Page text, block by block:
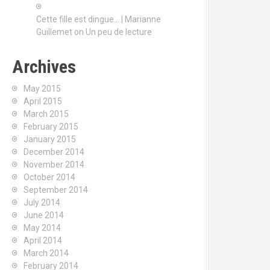
Cette fille est dingue… | Marianne
Guillemet on Un peu de lecture
Archives
May 2015
April 2015
March 2015
February 2015
January 2015
December 2014
November 2014
October 2014
September 2014
July 2014
June 2014
May 2014
April 2014
March 2014
February 2014